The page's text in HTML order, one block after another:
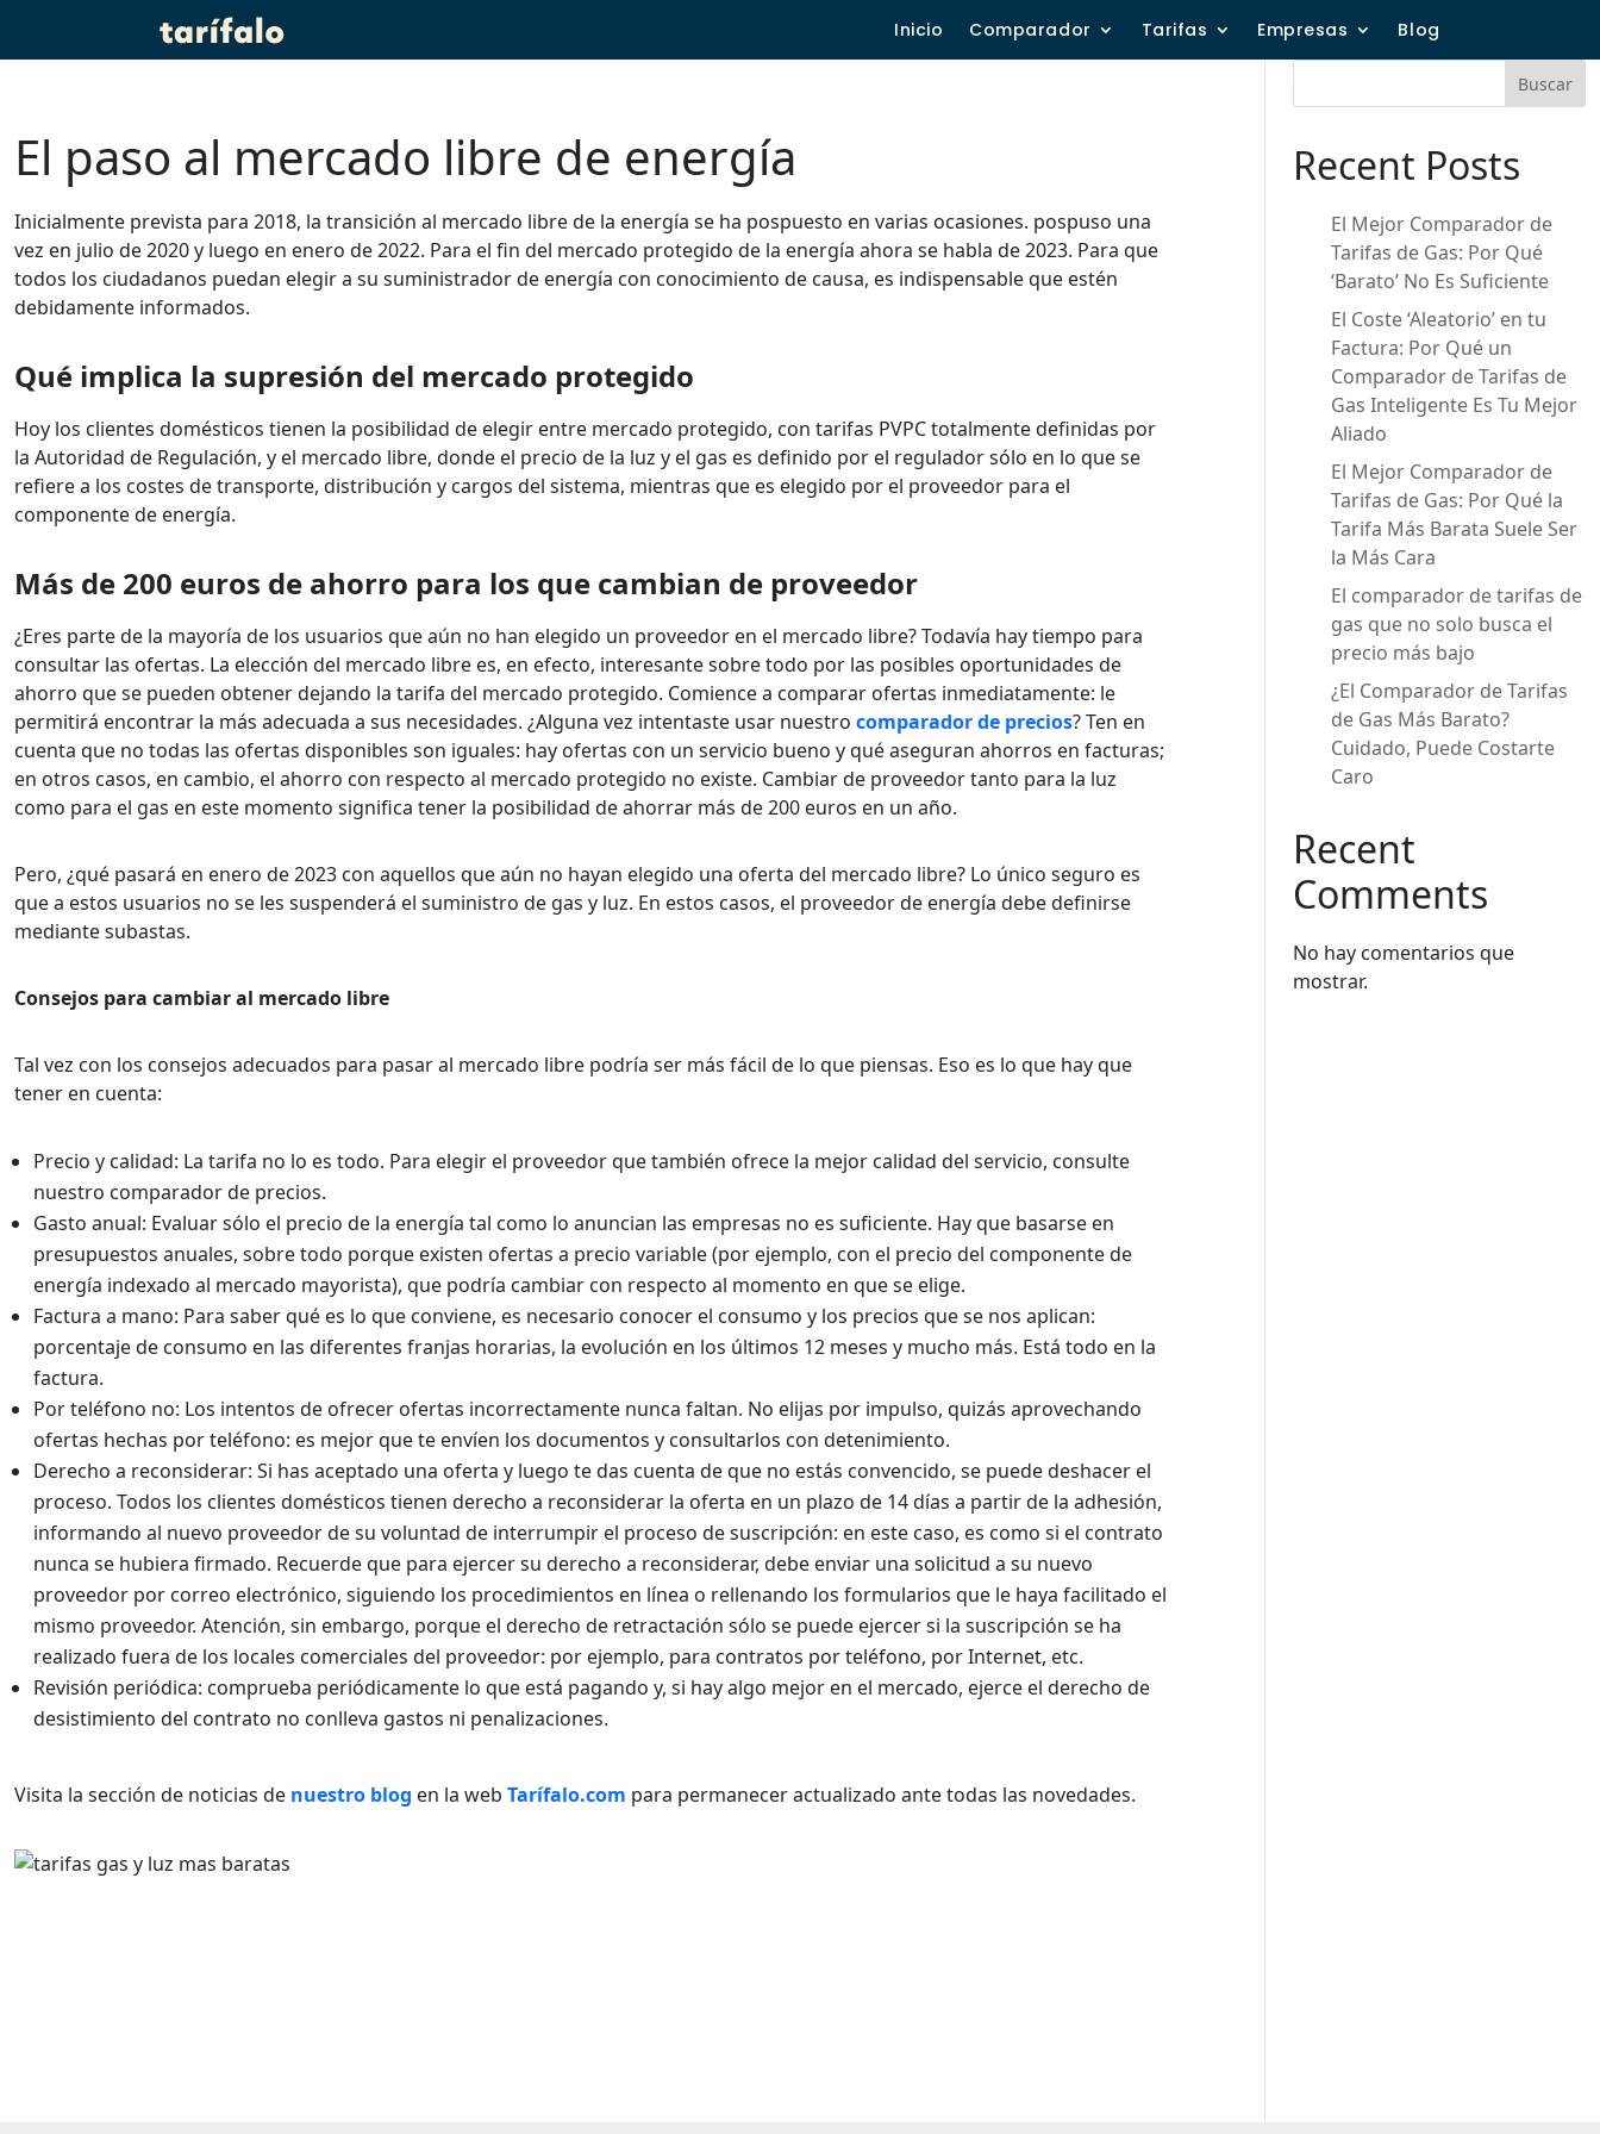
Inicio Comparador Tarifas Empresas Blog
El paso al mercado libre de energía
Inicialmente prevista para 2018, la transición al mercado libre de la energía se ha pospuesto en varias ocasiones. pospuso una
vez en julio de 2020 y luego en enero de 2022. Para el fin del mercado protegido de la energía ahora se habla de 2023. Para que
todos los ciudadanos puedan elegir a su suministrador de energía con conocimiento de causa, es indispensable que estén
debidamente informados.
Qué implica la supresión del mercado protegido
Hoy los clientes domésticos tienen la posibilidad de elegir entre mercado protegido, con tarifas PVPC totalmente definidas por
la Autoridad de Regulación, y el mercado libre, donde el precio de la luz y el gas es definido por el regulador sólo en lo que se
refiere a los costes de transporte, distribución y cargos del sistema, mientras que es elegido por el proveedor para el
componente de energía.
Más de 200 euros de ahorro para los que cambian de proveedor
¿Eres parte de la mayoría de los usuarios que aún no han elegido un proveedor en el mercado libre? Todavía hay tiempo para
consultar las ofertas. La elección del mercado libre es, en efecto, interesante sobre todo por las posibles oportunidades de
ahorro que se pueden obtener dejando la tarifa del mercado protegido. Comience a comparar ofertas inmediatamente: le
permitirá encontrar la más adecuada a sus necesidades. ¿Alguna vez intentaste usar nuestro comparador de precios? Ten en
cuenta que no todas las ofertas disponibles son iguales: hay ofertas con un servicio bueno y qué aseguran ahorros en facturas;
en otros casos, en cambio, el ahorro con respecto al mercado protegido no existe. Cambiar de proveedor tanto para la luz
como para el gas en este momento significa tener la posibilidad de ahorrar más de 200 euros en un año.
Pero, ¿qué pasará en enero de 2023 con aquellos que aún no hayan elegido una oferta del mercado libre? Lo único seguro es
que a estos usuarios no se les suspenderá el suministro de gas y luz. En estos casos, el proveedor de energía debe definirse
mediante subastas.
Consejos para cambiar al mercado libre
Tal vez con los consejos adecuados para pasar al mercado libre podría ser más fácil de lo que piensas. Eso es lo que hay que
tener en cuenta:
Precio y calidad: La tarifa no lo es todo. Para elegir el proveedor que también ofrece la mejor calidad del servicio, consulte
nuestro comparador de precios.
Gasto anual: Evaluar sólo el precio de la energía tal como lo anuncian las empresas no es suficiente. Hay que basarse en
presupuestos anuales, sobre todo porque existen ofertas a precio variable (por ejemplo, con el precio del componente de
energía indexado al mercado mayorista), que podría cambiar con respecto al momento en que se elige.
Factura a mano: Para saber qué es lo que conviene, es necesario conocer el consumo y los precios que se nos aplican:
porcentaje de consumo en las diferentes franjas horarias, la evolución en los últimos 12 meses y mucho más. Está todo en la
factura.
Por teléfono no: Los intentos de ofrecer ofertas incorrectamente nunca faltan. No elijas por impulso, quizás aprovechando
ofertas hechas por teléfono: es mejor que te envíen los documentos y consultarlos con detenimiento.
Derecho a reconsiderar: Si has aceptado una oferta y luego te das cuenta de que no estás convencido, se puede deshacer el
proceso. Todos los clientes domésticos tienen derecho a reconsiderar la oferta en un plazo de 14 días a partir de la adhesión,
informando al nuevo proveedor de su voluntad de interrumpir el proceso de suscripción: en este caso, es como si el contrato
nunca se hubiera firmado. Recuerde que para ejercer su derecho a reconsiderar, debe enviar una solicitud a su nuevo
proveedor por correo electrónico, siguiendo los procedimientos en línea o rellenando los formularios que le haya facilitado el
mismo proveedor. Atención, sin embargo, porque el derecho de retractación sólo se puede ejercer si la suscripción se ha
realizado fuera de los locales comerciales del proveedor: por ejemplo, para contratos por teléfono, por Internet, etc.
Revisión periódica: comprueba periódicamente lo que está pagando y, si hay algo mejor en el mercado, ejerce el derecho de
desistimiento del contrato no conlleva gastos ni penalizaciones.
Visita la sección de noticias de nuestro blog en la web Tarífalo.com para permanecer actualizado ante todas las novedades.
Buscar
Recent Posts
El Mejor Comparador de
Tarifas de Gas: Por Qué
‘Barato’ No Es Suficiente
El Coste ‘Aleatorio’ en tu
Factura: Por Qué un
Comparador de Tarifas de
Gas Inteligente Es Tu Mejor
Aliado
El Mejor Comparador de
Tarifas de Gas: Por Qué la
Tarifa Más Barata Suele Ser
la Más Cara
El comparador de tarifas de
gas que no solo busca el
precio más bajo
¿El Comparador de Tarifas
de Gas Más Barato?
Cuidado, Puede Costarte
Caro
Recent
Comments
No hay comentarios que
mostrar.